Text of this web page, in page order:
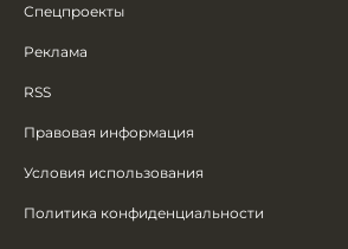
Спецпроекты
Реклама
RSS
Правовая информация
Условия использования
Политика конфиденциальности